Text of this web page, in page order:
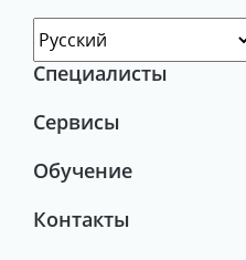
Специалисты
Сервисы
Обучение
Контакты